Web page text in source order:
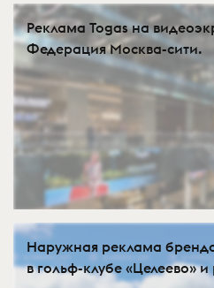
Реклама Togas на
Федерация Москва-сити.
Наружная реклама
в гольф-клубе «Целеево»